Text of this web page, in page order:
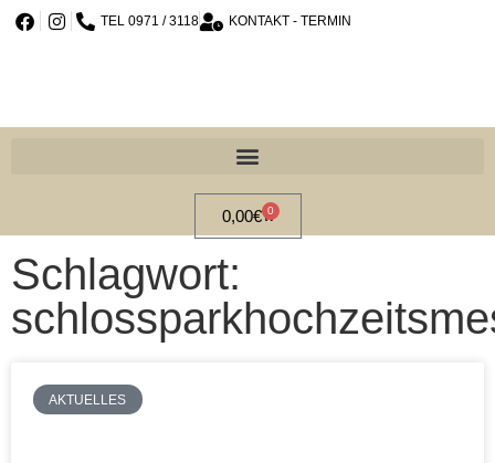
TEL 0971 / 3118 KONTAKT - TERMIN
0,00€ 0
Schlagwort:
AKTUELLES